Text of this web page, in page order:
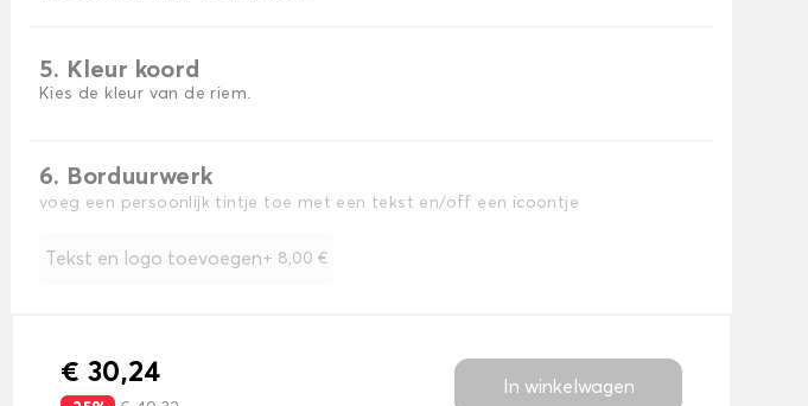
5. Kleur koord
Kies de kleur van de riem.
6. Borduurwerk
voeg een persoonlijk tintje toe met een tekst en/off een icoontje
Tekst en logo toevoegen+ 8,00 €
€ 30,24 In winkelwagen